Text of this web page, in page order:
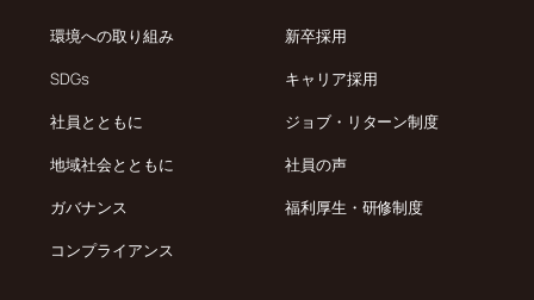
環境への取り組み
SDGs
社員とともに
地域社会とともに
ガバナンス
コンプライアンス
新卒採用
キャリア採用
ジョブ・リターン制度
社員の声
福利厚生・研修制度